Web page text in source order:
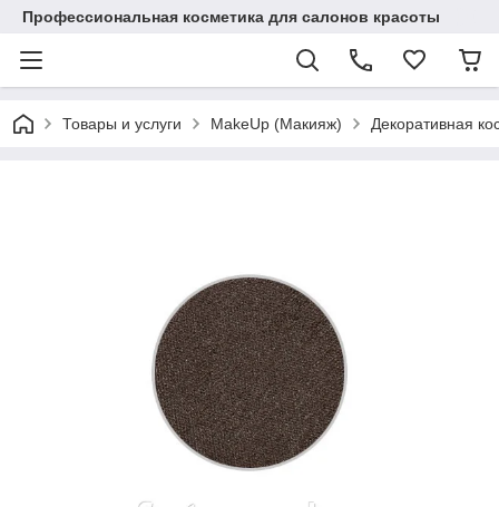
Профессиональная косметика для салонов красоты
Товары и услуги MakeUp (Макияж) Декоративная